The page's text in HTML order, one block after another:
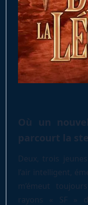
Où un
parcourt la
Deux, trois
l’air intelligent,
m’émeut
rayons « SF »